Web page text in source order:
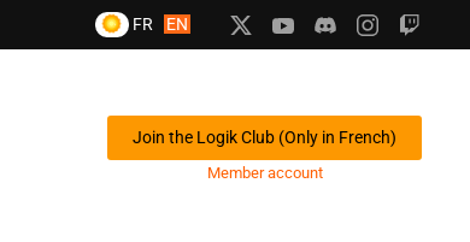
FR EN
Join the Logik Club (Only in French)
Member account